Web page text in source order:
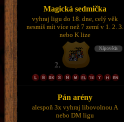
Magická sedmička
vyhraj ligu do 18. dne, celý věk
nesmíš mít více než 7 zemí v 1. 2. 3.
nebo K lize
Pán arény
alespoň 3x vyhraj libovolnou A
nebo DM ligu